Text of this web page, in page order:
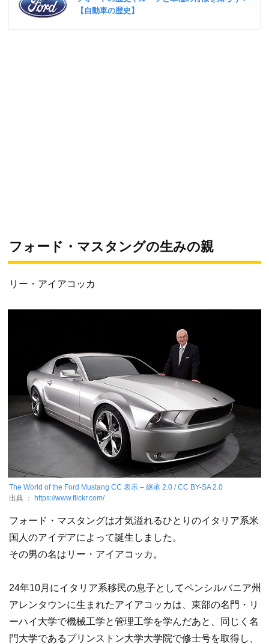
フォード・マスタングの生みの親
リー・アイアコッカ
The World of the Ford Mustang CC 表示 – 継承 2.0 / CC BY-SA 2.0
出典 ： https://www.flickr.com/
フォード・マスタングは才気溢れるひとりのイタリア系米
国人のアイデアによって誕生しました。
その男の名はリー・アイアコッカ。
24年10月にイタリア系移民の息子としてペンシルバニア州
アレンタウンに生まれたアイアコッカは、東部の名門・リ
ーハイ大学で機械工学と管理工学を学んだあと、同じく名
門大学であるプリンストン大学大学院で修士号を取得し、